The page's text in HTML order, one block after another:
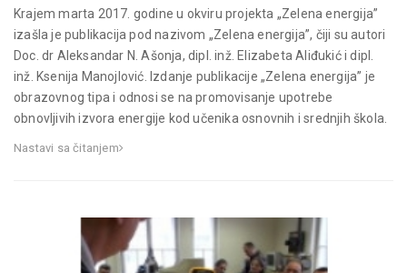
Krajem marta 2017. godine u okviru projekta „Zelena energija”
izašla je publikacija pod nazivom „Zelena energija”, čiji su autori
Doc. dr Aleksandar N. Ašonja, dipl. inž. Elizabeta Aliđukić i dipl.
inž. Ksenija Manojlović. Izdanje publikacije „Zelena energija” je
obrazovnog tipa i odnosi se na promovisanje upotrebe
obnovljivih izvora energije kod učenika osnovnih i srednjih škola.
Nastavi sa čitanjem